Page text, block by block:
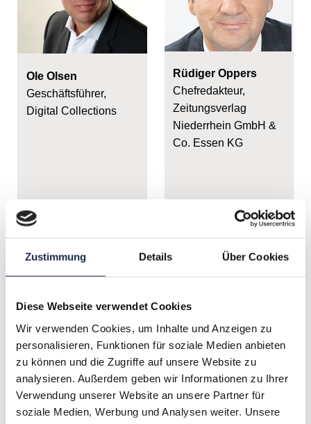
Zustimmung Details Über Cookies
Diese Webseite verwendet Cookies
Wir verwenden Cookies, um Inhalte und Anzeigen zu
personalisieren, Funktionen für soziale Medien anbieten
zu können und die Zugriffe auf unsere Website zu
analysieren. Außerdem geben wir Informationen zu Ihrer
Verwendung unserer Website an unsere Partner für
soziale Medien, Werbung und Analysen weiter. Unsere
Ole Olsen
Geschäftsführer,
Digital Collections
Rüdiger Oppers
Chefredakteur,
Zeitungsverlag
Niederrhein GmbH &
Co. Essen KG
Tomasz Orczykowki
Head of Data Science,
Lusia Orlowski
Content Marketing
Managerin | ZEIT